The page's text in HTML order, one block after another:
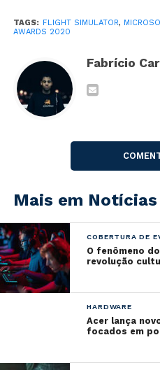
em 18 de agosto de 2020
atrás, em novembro de
TAGS: FLIGHT SIMULATOR,
AWARDS 2020
Fabrício
Mais em Notícias
COBERTURA DE
O fenômeno
revolução
HARDWARE
Acer lança
focados em